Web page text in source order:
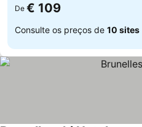
De € 109
Consulte os preços de 10 sites